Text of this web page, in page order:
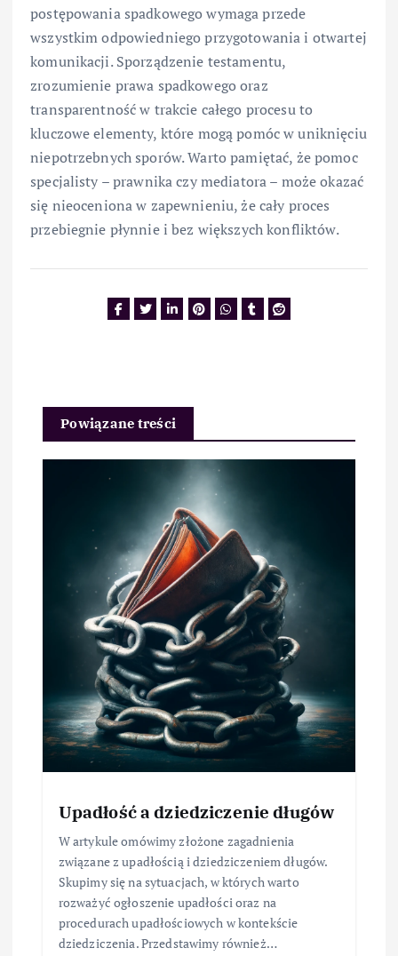
postępowania spadkowego wymaga przede
wszystkim odpowiedniego przygotowania i otwartej
komunikacji. Sporządzenie testamentu,
zrozumienie prawa spadkowego oraz
transparentność w trakcie całego procesu to
kluczowe elementy, które mogą pomóc w uniknięciu
niepotrzebnych sporów. Warto pamiętać, że pomoc
specjalisty – prawnika czy mediatora – może okazać
się nieoceniona w zapewnieniu, że cały proces
przebiegnie płynnie i bez większych konfliktów.
Powiązane treści
Upadłość a dziedziczenie długów
W artykule omówimy złożone zagadnienia
związane z upadłością i dziedziczeniem długów.
Skupimy się na sytuacjach, w których warto
rozważyć ogłoszenie upadłości oraz na
procedurach upadłościowych w kontekście
dziedziczenia. Przedstawimy również…